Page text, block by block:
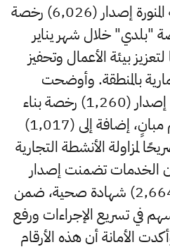
أعلنت أمانة منطقة المدينة المنورة إصدار (6,026) رخصة
"بلدي" خلال شهر يناير
لتعزيز بيئة الأعمال وتحفيز
بالمنطقة. وأوضحت
الأمانة أن الرخص شملت إصدار (1,260) رخصة بناء
جديدة، و(3) رخص ترميم مبانٍ، إضافة إلى (1,017)
و(225) تصريحًا لمزاولة الأنشطة التجارية
أن الخدمات تضمنت إصدار
(857) قرارًا مساحيًا، و(2,664) شهادة صحية، ضمن
في تسريع الإجراءات ورفع
الأمانة أن هذه الأرقام